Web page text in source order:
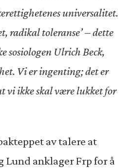
universalitet.
radikal toleranse’ – dette
sosiologen Ulrich Beck,
Vi er ingenting; det er
vi ikke skal være lukket for
av talere at
Lund anklager Frp for å